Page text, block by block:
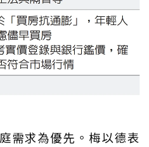
需求為優先。梅以德表